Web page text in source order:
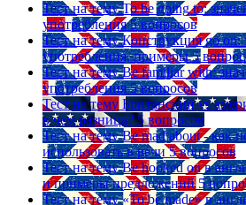
Тест на тему To be going to:
употребления 5 вопросов
Тест на тему Конструкция go on:
употребления, примеры 5
Тест на тему Be familiar with:
употребления 5 вопросов
Тест на тему Британский vs
в чем разница? 5 вопросов
Тест на тему Be mad about - как
использовать в речи 5 вопросов
Тест на тему Be hooked on в
и примеры предложений 5
Тест на тему «To be made» в